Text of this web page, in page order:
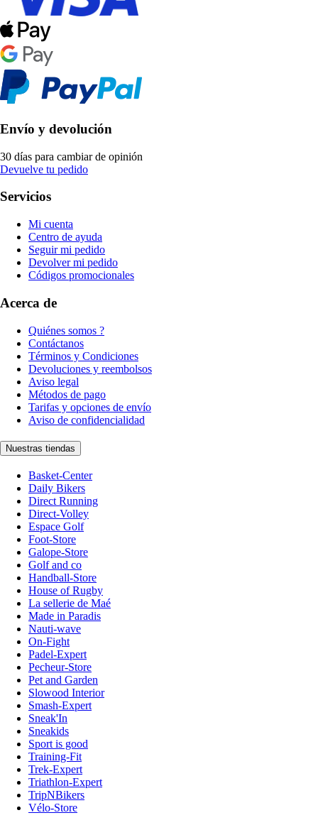
Envío y devolución
30 días para cambiar de opinión
Devuelve tu pedido
Servicios
Mi cuenta
Centro de ayuda
Seguir mi pedido
Devolver mi pedido
Códigos promocionales
Acerca de
Quiénes somos ?
Contáctanos
Términos y Condiciones
Devoluciones y reembolsos
Aviso legal
Métodos de pago
Tarifas y opciones de envío
Aviso de confidencialidad
Nuestras tiendas
Basket-Center
Daily Bikers
Direct Running
Direct-Volley
Espace Golf
Foot-Store
Galope-Store
Golf and co
Handball-Store
House of Rugby
La sellerie de Maé
Made in Paradis
Nauti-wave
On-Fight
Padel-Expert
Pecheur-Store
Pet and Garden
Slowood Interior
Smash-Expert
Sneak'In
Sneakids
Sport is good
Training-Fit
Trek-Expert
Triathlon-Expert
TripNBikers
Vélo-Store